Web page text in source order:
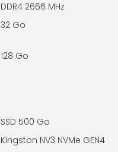
DDR4 2666 MHz
32 Go
128 Go
SSD 500 Go
Kingston NV3 NVMe GEN4